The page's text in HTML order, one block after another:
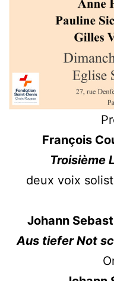
François
Troisième
deux voix
Johann
Aus tiefer Not